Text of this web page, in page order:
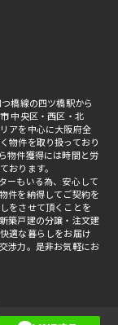
橋線の四ツ橋駅から
中央区・西区・北
アを中心に大阪府全
物件を取り扱っており
物件獲得には時間と労
おります。
ーもいる為、安心して
件を納得してご契約を
をさせて頂くことを
築戸建の分譲・注文建
適な暮らしをお届け
渉力。是非お気軽にお